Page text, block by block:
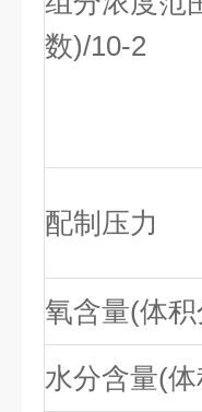
数)/10-2
配制压力
氧含量(体
水分含量(